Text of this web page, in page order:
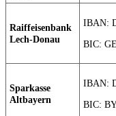
Raiffeisenbank
Lech-Donau
IBAN:
BIC:
Sparkasse
Altbayern
IBAN:
BIC: